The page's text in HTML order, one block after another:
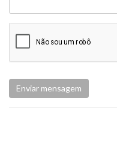
Enviar mensagem